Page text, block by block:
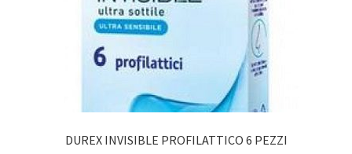
DUREX INVISIBLE PROFILATTICO 6 PEZZI